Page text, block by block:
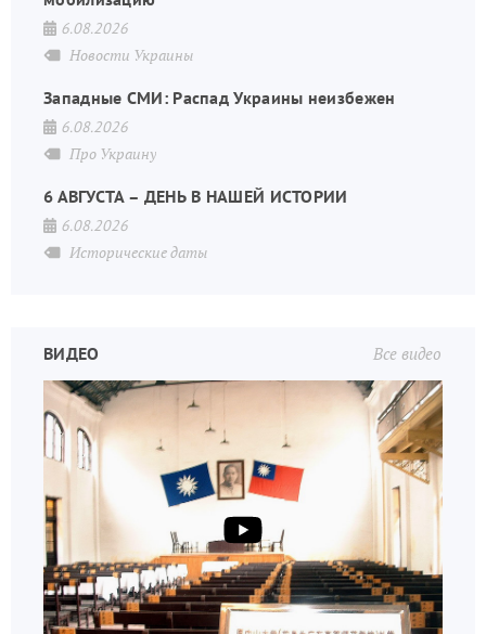
6.08.2026
Новости Украины
Западные СМИ: Распад Украины неизбежен
6.08.2026
Про Украину
6 АВГУСТА – ДЕНЬ В НАШЕЙ ИСТОРИИ
6.08.2026
Исторические даты
Все видео
ВИДЕО